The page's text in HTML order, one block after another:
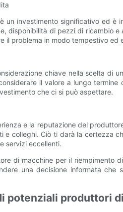
un investimento significativo ed
disponibilità di pezzi di ricambio
il problema in modo tempestivo ed
chiave nella scelta di
il valore a lungo
che ci si può aspettare.
e la reputazione del
e colleghi. Ciò ti darà la certezza
servizi eccellenti.
di macchine per il riempimento
una decisione informata
potenziali produttori